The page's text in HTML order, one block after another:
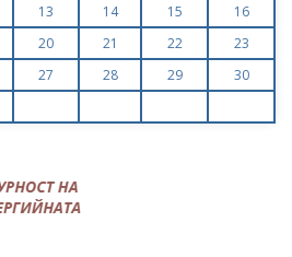
13 14 15
16
20 21 22
23
27 28 29
30